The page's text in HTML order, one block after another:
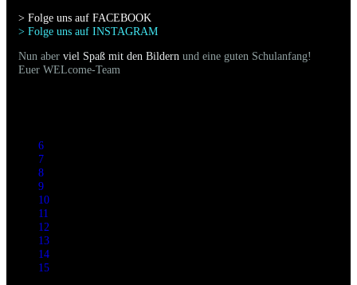
> Folge uns auf FACEBOOK
> Folge uns auf INSTAGRAM
Nun aber viel Spaß mit den Bildern und eine guten Schulanfang!
Euer WELcome-Team
6
7
8
9
10
11
12
13
14
15